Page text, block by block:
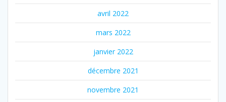
avril 2022
mars 2022
janvier 2022
décembre 2021
novembre 2021